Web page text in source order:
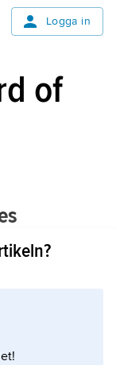
Logga in
of